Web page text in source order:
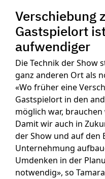
Verschiebung
Gastspielort
aufwendiger
Die Technik der Show
ganz anderen Ort als
«Wo früher eine
Gastspielort in den
möglich war,
Damit wir auch in
der Show und auf den
Unternehmung
Umdenken in der
notwendig», so